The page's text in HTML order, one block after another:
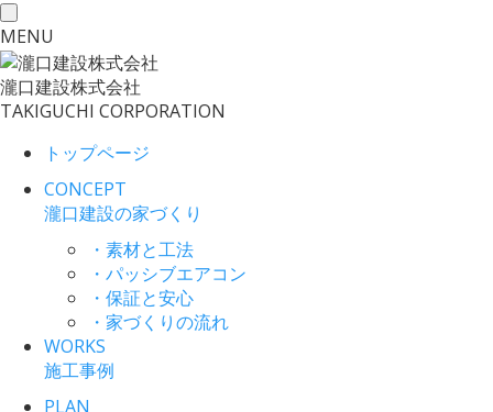
toggle
navigation
MENU
瀧口建設株式会社
TAKIGUCHI CORPORATION
トップページ
CONCEPT
瀧口建設の家づくり
・素材と工法
・パッシブエアコン
・保証と安心
・家づくりの流れ
WORKS
施工事例
PLAN